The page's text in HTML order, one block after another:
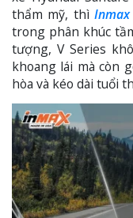
thẩm mỹ, thì Inmax
trong phân khúc
tượng, V Series
khoang lái mà còn
hòa và kéo dài tuổi